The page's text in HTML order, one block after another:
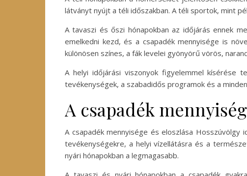
látványt nyújt a téli időszakban. A téli sportok, mint
A tavaszi és őszi hónapokban az időjárás ennek
emelkedni kezd, és a csapadék mennyisége is
különösen színes, a fák levelei gyönyörű vörös,
A helyi időjárási viszonyok figyelemmel kísérése
tevékenységek, a szabadidős programok és a
A csapadék
A csapadék mennyisége és eloszlása Hosszúvölgy
tevékenységekre, a helyi vízellátásra és a
nyári hónapokban a legmagasabb.